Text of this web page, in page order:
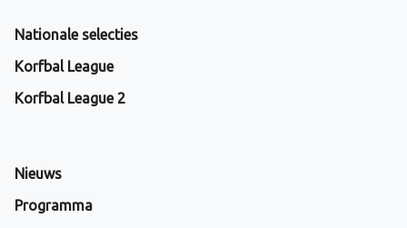
Nationale selecties
Korfbal League
Korfbal League 2
Nieuws
Programma